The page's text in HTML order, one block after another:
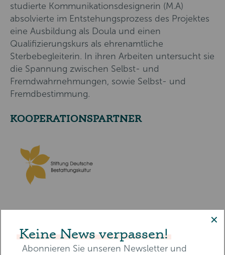
studierte Kommunikationsdesignerin (M.A)
absolvierte im Entstehungsprozess des Projektes
eine Ausbildung als Doula und einen
Qualifizierungskurs als ehrenamtliche
Sterbebegleiterin. In ihren Arbeiten untersucht sie
die Spannung zwischen Selbst- und
Fremdwahrnehmungen, sowie Selbst- und
Fremdbestimmung.
KOOPERATIONSPARTNER
✕
Keine News verpassen!
Abonnieren Sie unseren Newsletter und